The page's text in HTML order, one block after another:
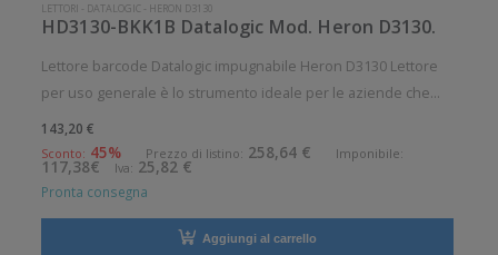
LETTORI - DATALOGIC - HERON D3130
HD3130-BKK1B Datalogic Mod. Heron D3130.
Lettore barcode Datalogic impugnabile Heron D3130 Lettore
per uso generale è lo strumento ideale per le aziende che
desiderano migliorare le applicazioni quotidiane di lettura dei
codici a barre. Angolo di scansione verticale: 28° Angolo di
scan
143,20 €
Sconto: 45% Prezzo di listino: 258,64 € Imponibile:
117,38€ Iva: 25,82 €
Pronta consegna
Aggiungi al carrello